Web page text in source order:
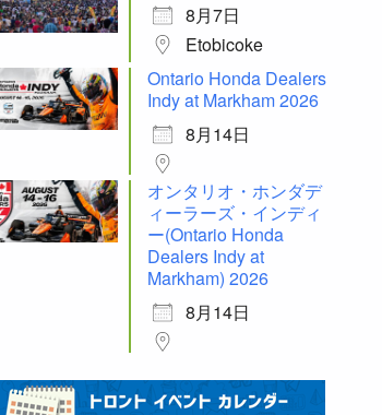
8月7日
Etobicoke
Ontario Honda Dealers
Indy at Markham 2026
8月14日
オンタリオ・ホンダデ
ィーラーズ・インディ
ー(Ontario Honda
Dealers Indy at
Markham) 2026
8月14日